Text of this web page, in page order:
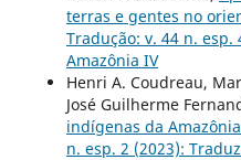
terras e gentes no
Tradução: v. 44 n. esp.
Amazônia IV
Henri A. Coudreau,
José Guilherme
indígenas da Amazônia
n. esp. 2 (2023):